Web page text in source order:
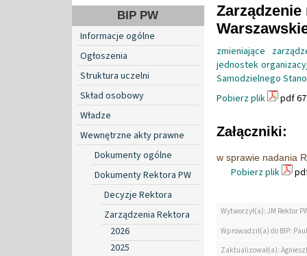
BIP PW
Informacje ogólne
Ogłoszenia
Struktura uczelni
Skład osobowy
Władze
Wewnętrzne akty prawne
Dokumenty ogólne
Dokumenty Rektora PW
Decyzje Rektora
Zarządzenia Rektora
2026
2025
zmieniające
jednostek
Samodzielnego
Pobierz plik
pdf
Załączniki:
w sprawie nadania
Pobierz plik
Wytworzył(a): JM Rektor
Wprowadził(a) do BIP:
Zaktualizował(a):